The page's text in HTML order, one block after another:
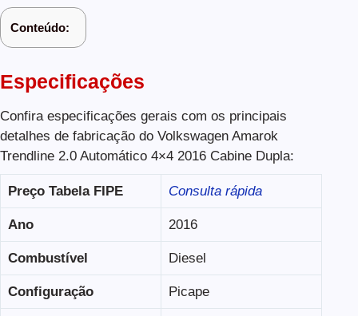
Conteúdo:
Especificações
Confira especificações gerais com os principais
detalhes de fabricação do Volkswagen Amarok
Trendline 2.0 Automático 4×4 2016 Cabine Dupla:
Preço Tabela FIPE Consulta rápida
Ano 2016
Combustível Diesel
Configuração Picape